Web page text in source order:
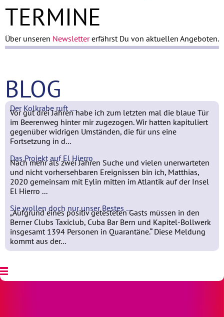
TERMINE
Über unseren Newslettererfährst Du von aktuellen Angeboten.
BLOG
Der Kolkrabe ruft …
Vor gut drei Jahren habe ich zum letzten mal die blaue Tür
im Beerenweg hinter mir zugezogen. Wir hatten kapituliert
gegenüber widrigen Umständen, die für uns eine
Fortsetzung in d...
Das Projekt auf El Hierro
Nach mehr als zwei Jahren Suche und vielen unerwarteten
und nicht vorhersehbaren Ereignissen bin ich, Matthias,
2020 gemeinsam mit Eylin mitten im Atlantik auf der Insel
El Hierro ...
Sie wollen doch nur unser Bestes …
„Aufgrund eines positiv getesteten Gasts müssen in den
Berner Clubs Taxiclub, Cuba Bar Bern und Kapitel-Bollwerk
insgesamt 1394 Personen in Quarantäne.“ Diese Meldung
kommt aus der...